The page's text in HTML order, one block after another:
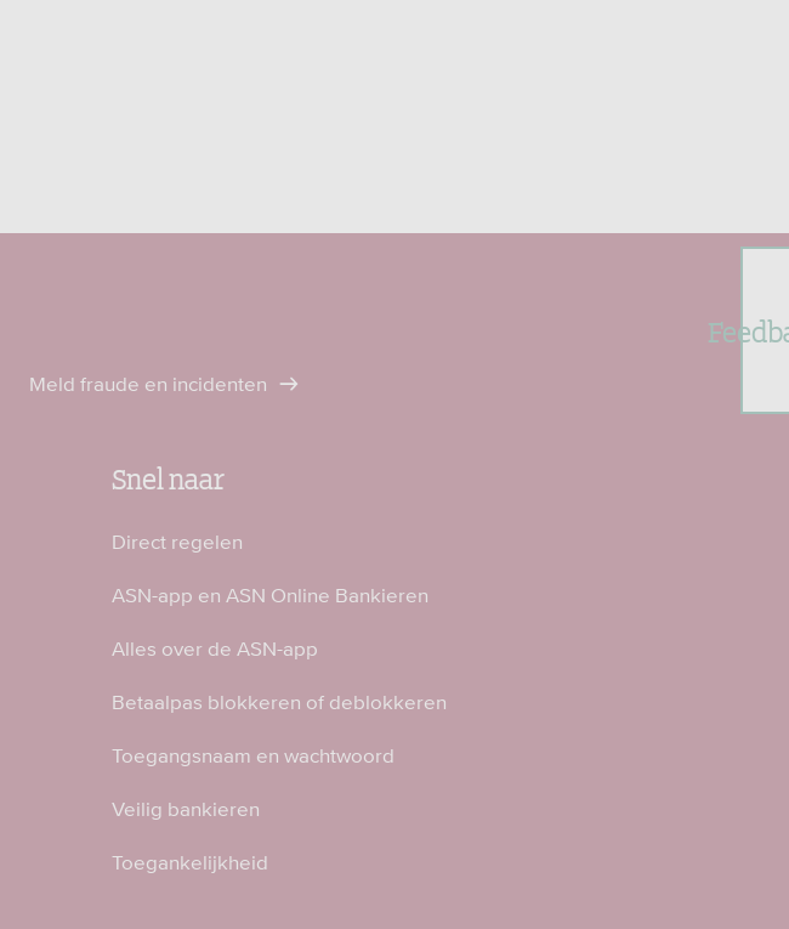
Meld fraude en incidenten
Snel naar
Direct regelen
ASN-app en ASN Online Bankieren
Alles over de ASN-app
Betaalpas blokkeren of deblokkeren
Toegangsnaam en wachtwoord
Veilig bankieren
Toegankelijkheid